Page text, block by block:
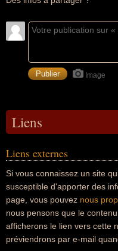
Image
Liens
Liens externes
Si vous connaissez un site
susceptible d'apporter des
page, vous pouvez nous
nous pensons que le
afficherons le lien vers cette
préviendrons par e-mail